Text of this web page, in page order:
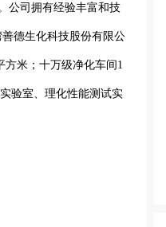
德生化科技股份有限公
方米；十万级净化车间1
验室、理化性能测试实